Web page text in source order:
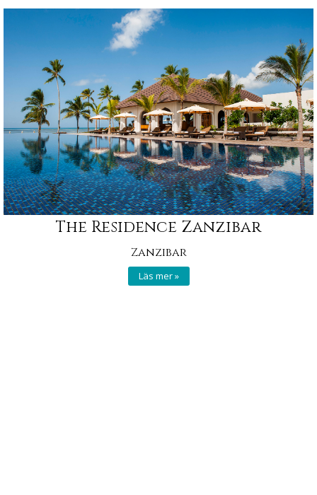
The Residence Zanzibar
Zanzibar
Läs mer »